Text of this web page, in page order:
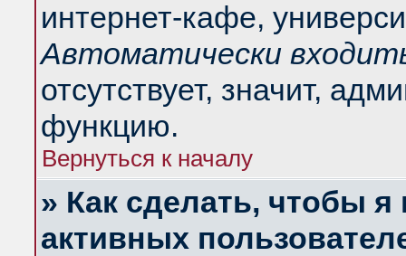
интернет-кафе,
Автоматически
отсутствует, значит,
функцию.
Вернуться к началу
» Как сделать, чтобы
активных